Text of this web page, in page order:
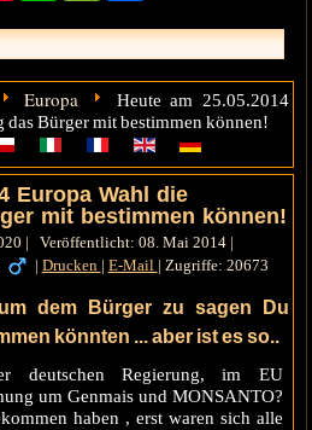
Europa
Heute am 25.05.2014
das Bürger mit bestimmen können!
Europa Wahl die
mit bestimmen können!
| Veröffentlicht: 08. Mai 2014 |
| Drucken | E-Mail | Zugriffe: 20673
dem Bürger zu sagen Du
könnten ... aber ist es so..
deutschen Regierung, im EU
um Genmais und MONSANTO?
haben , erst waren sich alle